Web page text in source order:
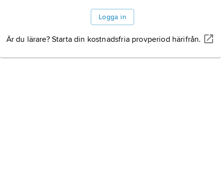
Logga in
Är du lärare? Starta din kostnadsfria provperiod härifrån.